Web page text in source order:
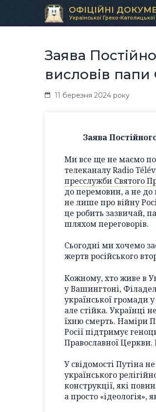
ОФІЦІЙНІ
Української Греко-
Заява
висловів
11 березня 2024 року
Заява
Ми все ще не маємо
телеканалу Radio
пресслужби Святого
до перемовин, а не до
не лише про війну
це робить зазвичай,
шляхом переговорів.
Сьогодні ми хочемо
жертв російського
Кожному, хто живе в
у Вашингтоні,
української громади
але стійка. Українці
їхню смерть. Наміри
Росії підтримує
Православної Церкви.
У свідомості Путіна
українського
конструкції, які
а просто «ідеологія»,